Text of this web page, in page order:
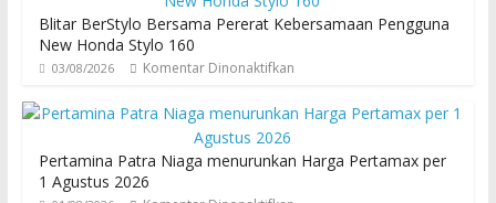
Blitar BerStylo Bersama Pererat Kebersamaan Pengguna
New Honda Stylo 160
03/08/2026 Komentar Dinonaktifkan
Pertamina Patra Niaga menurunkan Harga Pertamax per
1 Agustus 2026